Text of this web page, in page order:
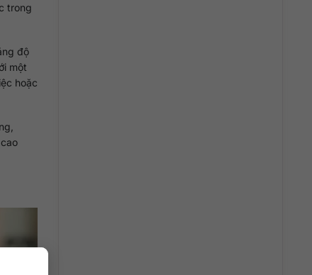
trong
độ
một
hoặc